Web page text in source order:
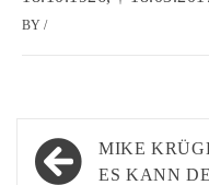
BY /
MIKE
ES KANN